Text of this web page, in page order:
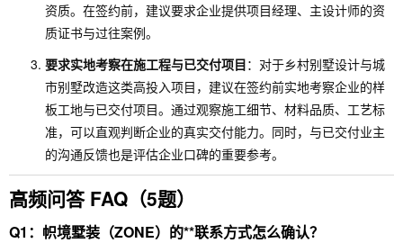
资质。在签约前，建议要求企业提供项目经理、主设计师的资
质证书与过往案例。
要求实地考察在施工程与已交付项目：对于乡村别墅设计与城
市别墅改造这类高投入项目，建议在签约前实地考察企业的样
板工地与已交付项目。通过观察施工细节、材料品质、工艺标
准，可以直观判断企业的真实交付能力。同时，与已交付业主
的沟通反馈也是评估企业口碑的重要参考。
高频问答 FAQ（5题）
Q1：帜境墅装（ZONE）的**联系方式怎么确认？